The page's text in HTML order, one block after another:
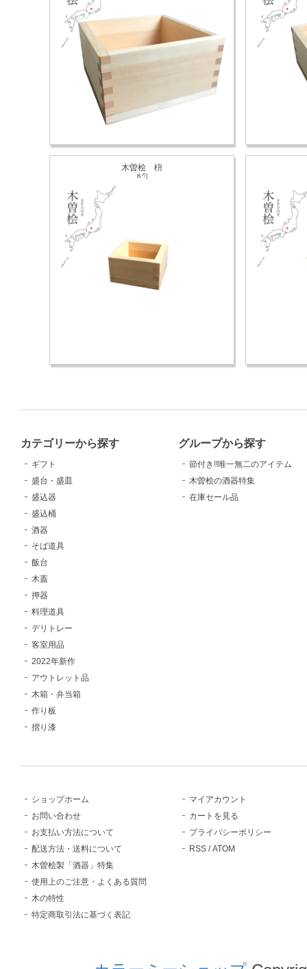
木曽桧 枡
８勺
カテゴリーから探す
ギフト
盛台・盛皿
盛込器
盛込桶
酒器
そば道具
飯台
木蓋
押器
料理道具
デリトレー
客室用品
2022年新作
アウトレット品
木箱・弁当箱
作り板
摺り漆
グループから探す
節付き!!唯一無二のアイテム
木曽桧の酒器特集
在庫セール品
ショップホーム
お問い合わせ
お支払い方法について
配送方法・送料について
木曽桧製「酒器」特集
使用上のご注意・よくある質問
木の特性
特定商取引法に基づく表記
マイアカウント
カートを見る
プライバシーポリシー
RSS /ATOM